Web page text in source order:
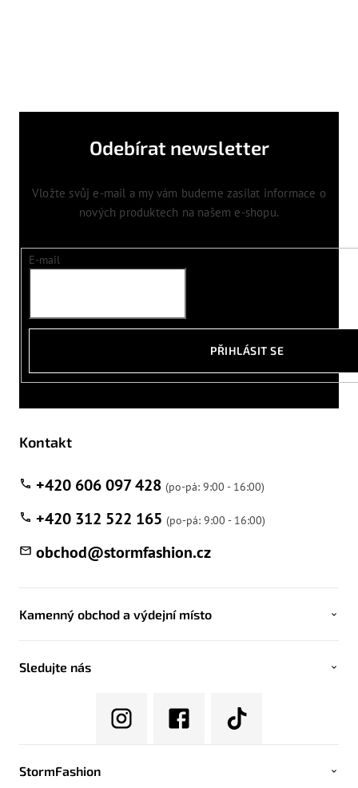
Odebírat newsletter
Vložte svůj e-mail a my vám budeme zasílat informace o
nových produktech na našem e-shopu.
E-mail
PŘIHLÁSIT SE
Kontakt
obchod@stormfashion.cz
+420 606 097 428
+420 312 522 165
Kamenný obchod a výdejní místo
Sledujte nás
StormFashion